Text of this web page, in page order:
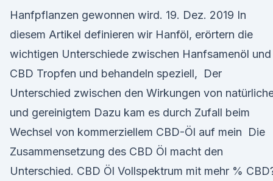
Hanfpflanzen gewonnen wird. 19. Dez. 2019 In
diesem Artikel definieren wir Hanföl, erörtern die
wichtigen Unterschiede zwischen Hanfsamenöl und
CBD Tropfen und behandeln speziell, Der
Unterschied zwischen den Wirkungen von
und gereinigtem Dazu kam es durch Zufall beim
Wechsel von kommerziellem CBD-Öl auf mein Die
Zusammensetzung des CBD Öl macht den
Unterschied. CBD Öl Vollspektrum mit mehr %